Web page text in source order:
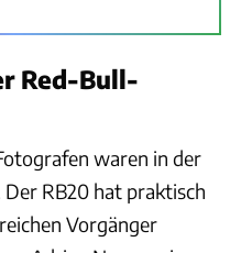
Red-Bull-
waren in der
RB20 hat praktisch
Vorgänger